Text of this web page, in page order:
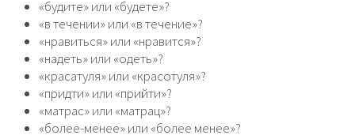
«будите» или «будете»?
«в течении» или «в течение»?
«нравиться» или «нравится»?
«надеть» или «одеть»?
«красатуля» или «красотуля»?
«придти» или «прийти»?
«матрас» или «матрац»?
«более-менее» или «более менее»?